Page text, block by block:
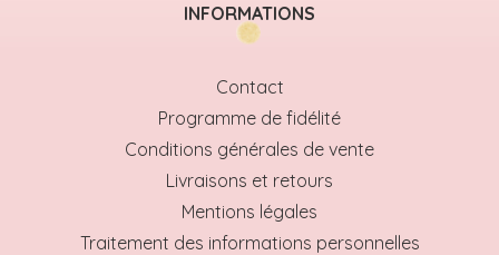
INFORMATIONS
Contact
Programme de fidélité
Conditions générales de vente
Livraisons et retours
Mentions légales
Traitement des informations personnelles